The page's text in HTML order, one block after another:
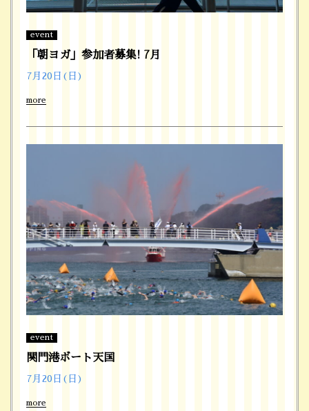
event
「朝ヨガ」参加者募集! 7月
7月20日(日)
more
event
関門港ボート天国
7月20日(日)
more